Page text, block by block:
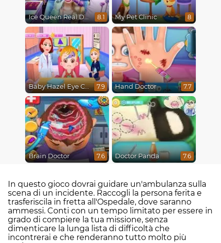
Ice Queen Real Dentist 8.1 My Pet Clinic 8
Baby Hazel Eye Care 7.9 Hand Doctor 7.7
Brain Doctor 7.6 Doctor Panda 7.6
In questo gioco dovrai guidare un'ambulanza sulla
scena di un incidente. Raccogli la persona ferita e
trasferiscila in fretta all'Ospedale, dove saranno
ammessi. Conti con un tempo limitato per essere in
grado di compiere la tua missione, senza
dimenticare la lunga lista di difficoltà che
incontrerai e che renderanno tutto molto più